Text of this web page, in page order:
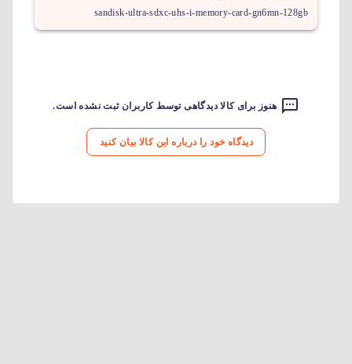
sandisk-ultra-sdxc-uhs-i-memory-card-gn6mn-128gb
هنوز برای کالا دیدگاهی توسط کاربران ثبت نشده است.
دیدگاه خود را درباره این کالا بیان کنید